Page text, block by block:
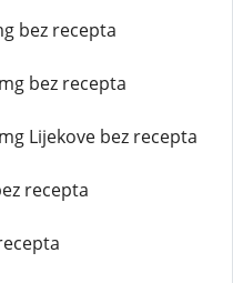
bez recepta
bez recepta
Lijekove bez recepta
recepta